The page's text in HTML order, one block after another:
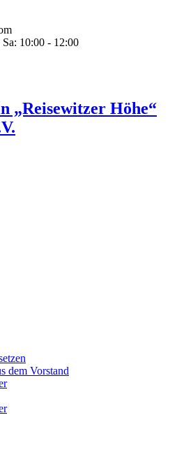
10:00 - 12:00
„Reisewitzer Höhe“
dem Vorstand